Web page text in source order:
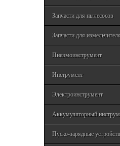
Запчасти для пылесосов
Запчасти для
Пневмоинструмент
Инструмент
Электроинструмент
Аккумуляторный
Пуско-зарядные